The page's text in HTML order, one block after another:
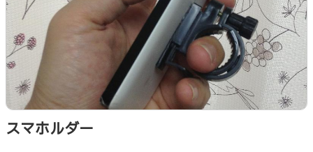
スマホルダー